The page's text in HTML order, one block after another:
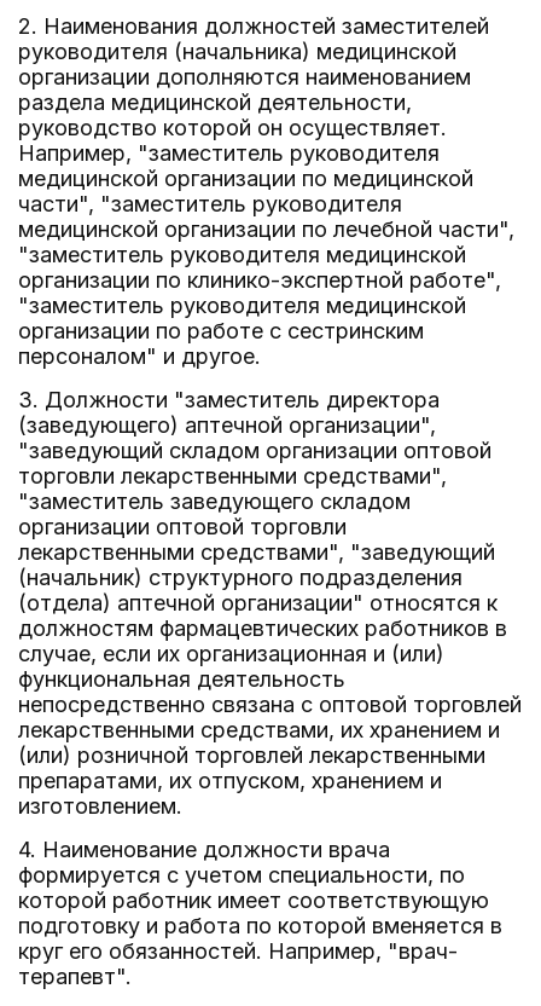
2. Наименования должностей заместителей
руководителя (начальника) медицинской
организации дополняются наименованием
раздела медицинской деятельности,
руководство которой он осуществляет.
Например, "заместитель руководителя
медицинской организации по медицинской
части", "заместитель руководителя
медицинской организации по лечебной части",
"заместитель руководителя медицинской
организации по клинико-экспертной работе",
"заместитель руководителя медицинской
организации по работе с сестринским
персоналом" и другое.
3. Должности "заместитель директора
(заведующего) аптечной организации",
"заведующий складом организации оптовой
торговли лекарственными средствами",
"заместитель заведующего складом
организации оптовой торговли
лекарственными средствами", "заведующий
(начальник) структурного подразделения
(отдела) аптечной организации" относятся к
должностям фармацевтических работников в
случае, если их организационная и (или)
функциональная деятельность
непосредственно связана с оптовой торговлей
лекарственными средствами, их хранением и
(или) розничной торговлей лекарственными
препаратами, их отпуском, хранением и
изготовлением.
4. Наименование должности врача
формируется с учетом специальности, по
которой работник имеет соответствующую
подготовку и работа по которой вменяется в
круг его обязанностей. Например, "врач-
терапевт".